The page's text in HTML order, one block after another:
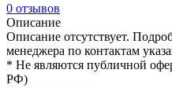
0 отзывов
Описание
Описание отсутствует.
менеджера по контактам
* Не являются публичной
РФ)